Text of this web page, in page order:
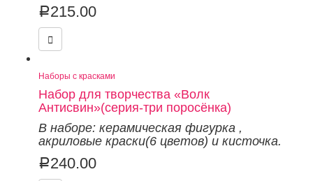
Р215.00
Наборы с красками
Набор для творчества «Волк
Антисвин»(серия-три поросёнка)
В наборе: керамическая фигурка ,
акриловые краски(6 цветов) и кисточка.
Р240.00